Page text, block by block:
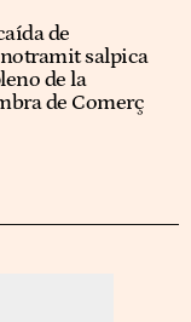
de
salpica
de la
de Comerç